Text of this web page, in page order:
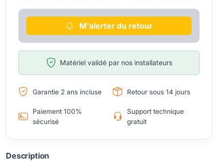
M'alerter du retour
Matériel validé par nos installateurs
Garantie 2 ans incluse Retour sous 14 jours
Paiement 100%
sécurisé
Support technique
gratuit
Description